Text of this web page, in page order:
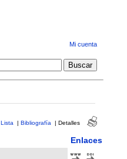
Mi cuenta
Lista | Bibliografía | Detalles
Enlaces